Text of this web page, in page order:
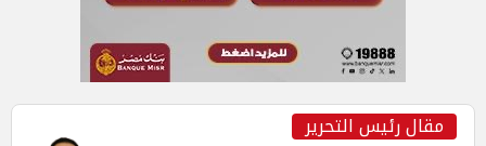
مقال رئيس التحرير